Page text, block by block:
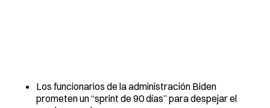
Los funcionarios de la administración Biden
prometen un “sprint de 90 días” para despejar el